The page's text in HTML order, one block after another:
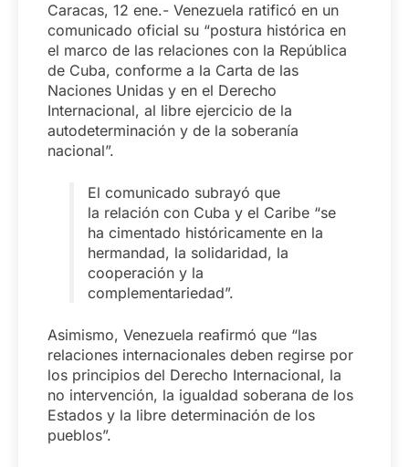
Caracas, 12 ene.- Venezuela ratificó en un
comunicado oficial su “postura histórica en
el marco de las relaciones con la República
de Cuba, conforme a la Carta de las
Naciones Unidas y en el Derecho
Internacional, al libre ejercicio de la
autodeterminación y de la soberanía
nacional”.
El comunicado subrayó que
la relación con Cuba y el Caribe “se
ha cimentado históricamente en la
hermandad, la solidaridad, la
cooperación y la
complementariedad”.
Asimismo, Venezuela reafirmó que “las
relaciones internacionales deben regirse por
los principios del Derecho Internacional, la
no intervención, la igualdad soberana de los
Estados y la libre determinación de los
pueblos”.